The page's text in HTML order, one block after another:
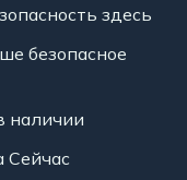
здесь
безопасное
наличии
Сейчас